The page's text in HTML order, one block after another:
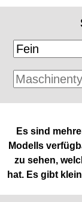
Es sind
Modells
zu sehen,
hat. Es gibt